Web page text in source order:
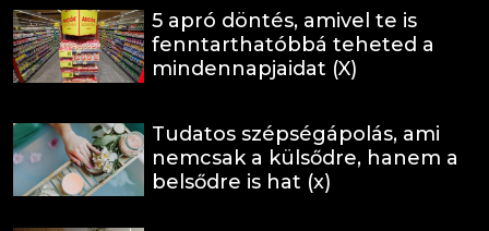
5 apró döntés, amivel te is
fenntarthatóbbá teheted a
mindennapjaidat (X)
Tudatos szépségápolás, ami
nemcsak a külsődre, hanem a
belsődre is hat (x)